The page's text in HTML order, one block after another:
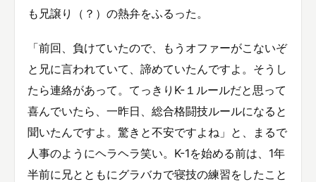
も兄譲り（？）の熱弁をふるった。
「前回、負けていたので、もうオファーがこないぞ
と兄に言われていて、諦めていたんですよ。そうし
たら連絡があって。てっきりK-１ルールだと思って
喜んでいたら、一昨日、総合格闘技ルールになると
聞いたんですよ。驚きと不安ですよね」と、まるで
人事のようにヘラヘラ笑い。K-1を始める前は、1年
半前に兄とともにグラバカで寝技の練習をしたこと